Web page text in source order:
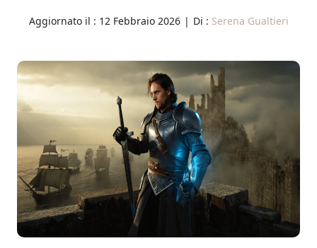
Aggiornato il : 12 Febbraio 2026 | Di : Serena Gualtieri